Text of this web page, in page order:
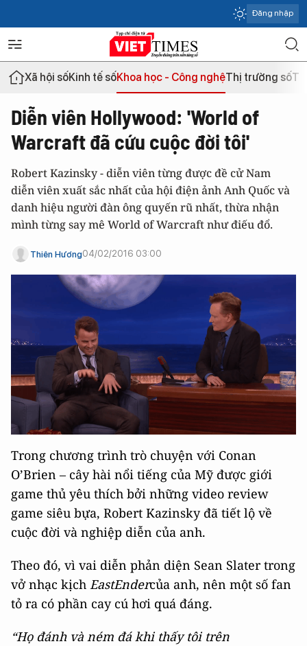
Đăng nhập
Xã hội sốKinh tế sốKhoa học - Công nghệThị trường số
Diễn viên Hollywood: 'World of
Warcraft đã cứu cuộc đời tôi'
Robert Kazinsky - diễn viên từng được đề cử Nam
diễn viên xuất sắc nhất của hội điện ảnh Anh Quốc và
danh hiệu người đàn ông quyến rũ nhất, thừa nhận
mình từng say mê World of Warcraft như điếu đổ.
Thiên Hương04/02/2016 03:00
Trong chương trình trò chuyện với Conan
O’Brien – cây hài nổi tiếng của Mỹ được giới
game thủ yêu thích bởi những video review
game siêu bựa, Robert Kazinsky đã tiết lộ về
cuộc đời và nghiệp diễn của anh.
Theo đó, vì vai diễn phản diện Sean Slater trong
vở nhạc kịch EastEndercủa anh, nên một số fan
tỏ ra có phần cay cú hơi quá đáng.
“Họ đánh và ném đá khi thấy tôi trên